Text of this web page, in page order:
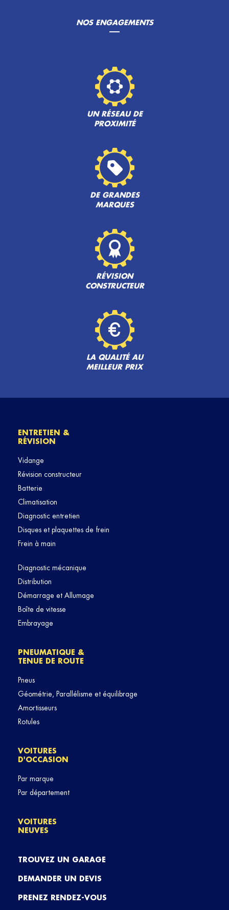
NOS ENGAGEMENTS
UN RÉSEAU DE
PROXIMITÉ
DE GRANDES
MARQUES
RÉVISION
CONSTRUCTEUR
LA QUALITÉ AU
MEILLEUR PRIX
ENTRETIEN &
RÉVISION
Vidange
Révision constructeur
Batterie
Climatisation
Diagnostic entretien
Disques et plaquettes de frein
Frein à main
Diagnostic mécanique
Distribution
Démarrage et Allumage
Boîte de vitesse
Embrayage
PNEUMATIQUE &
TENUE DE ROUTE
Pneus
Géométrie, Parallélisme et équilibrage
Amortisseurs
Rotules
VOITURES
D'OCCASION
Par marque
Par département
VOITURES
NEUVES
TROUVEZ UN GARAGE
DEMANDER UN DEVIS
PRENEZ RENDEZ-VOUS